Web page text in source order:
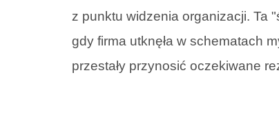
z punktu widzenia organizacji. Ta
gdy firma utknęła w schematach
przestały przynosić oczekiwane